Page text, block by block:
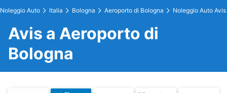
Noleggio Auto Italia Bologna Aeroporto di Bologna Noleggio Auto Avis
Avis a Aeroporto di
Bologna